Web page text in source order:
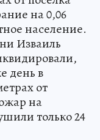
на 0,06
население.
Изваиль
день в
от
на
только 24